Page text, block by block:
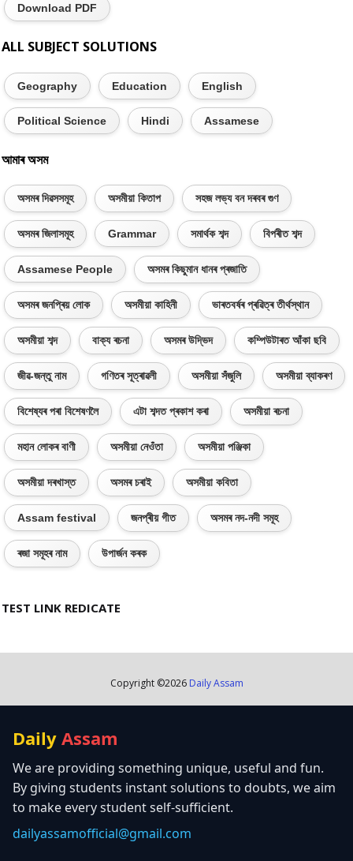
Download PDF
ALL SUBJECT SOLUTIONS
Geography Education English
Political Science Hindi Assamese
আমাৰ অসম
অসমৰ দিৱসসমূহ অসমীয়া কিতাপ সহজ লভ্য বন দৰবৰ গুণ
অসমৰ জিলাসমূহ Grammar সমাৰ্থক শব্দ বিপৰীত শব্দ
Assamese People অসমৰ কিছুমান ধানৰ প্ৰজাতি
অসমৰ জনপ্ৰিয় লোক অসমীয়া কাহিনী ভাৰতবৰ্ষৰ প্ৰৱিত্ৰ তীৰ্থস্থান
অসমীয়া শব্দ বাক্য ৰচনা অসমৰ উদ্ভিদ কম্পিউটাৰত আঁকা ছবি
জীৱ-জন্তু নাম গণিতৰ সূত্ৰাৱলী অসমীয়া সঁজুলি অসমীয়া ব্যাকৰণ
বিশেষ্যৰ পৰা বিশেষণলৈ এটা শব্দত প্ৰকাশ কৰা অসমীয়া ৰচনা
মহান লোকৰ বাণী অসমীয়া নেওঁতা অসমীয়া পঞ্জিকা
অসমীয়া দৰখাস্ত অসমৰ চৰাই অসমীয়া কবিতা
Assam festival জনপ্ৰীয় গীত অসমৰ নদ-নদী সমূহ
ৰজা সমূহৰ নাম উপাৰ্জন কৰক
TEST LINK REDICATE
Copyright ©2026 Daily Assam
Daily Assam
We are providing something unique, useful and fun.
By giving students instant solutions to doubts, we aim
to make every student self-sufficient.
dailyassamofficial@gmail.com